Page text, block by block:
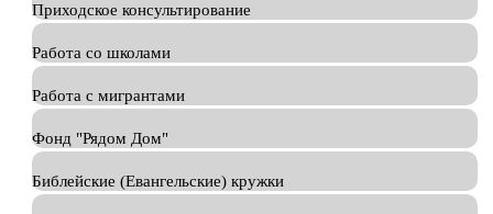
Приходское консультирование
Работа со школами
Работа с мигрантами
Фонд "Рядом Дом"
Библейские (Евангельские) кружки